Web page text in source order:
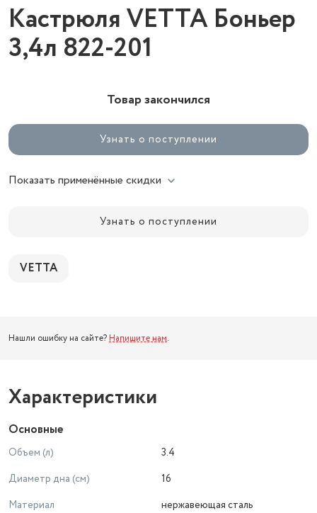
Кастрюля VETTA Боньер
3,4л 822-201
Товар закончился
Узнать о поступлении
Показать применённые скидки
Узнать о поступлении
VETTA
Нашли ошибку на сайте? Напишите нам.
Характеристики
Основные
Объем (л)
3.4
Диаметр дна (см)
16
Материал
нержавеющая сталь